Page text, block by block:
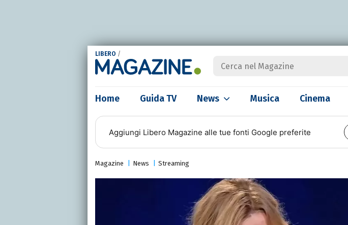
LIBERO /
Home Guida TV News Musica Cinema
Aggiungi Libero Magazine alle tue fonti Google preferite
Magazine News Streaming